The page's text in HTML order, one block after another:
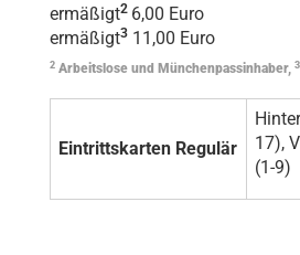
ermäßigt2 6,00 Euro
ermäßigt3 11,00 Euro
2 Arbeitslose und Münchenpassinhaber, 3
Eintrittskarten Regulär
17),
(1-9)